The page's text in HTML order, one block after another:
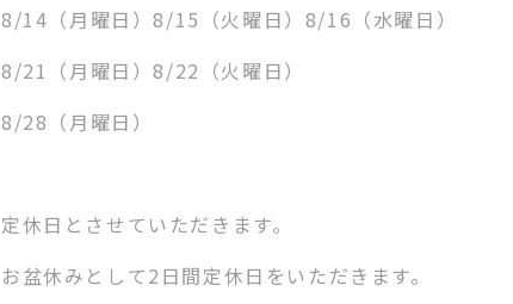
8/14 （月曜日）8/15 （火曜日） 8/16 （水曜日）
8/21 （月曜日）8/22 （火曜日）
8/28 （月曜日）
定休日とさせていただきます。
お盆休みとして2 日間定休日をいただきます。